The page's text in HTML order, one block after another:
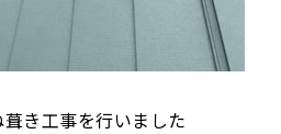
き工事を行いました